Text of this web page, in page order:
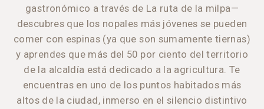
gastronómico a través de La ruta de la milpa—
descubres que los nopales más jóvenes se pueden
comer con espinas (ya que son sumamente tiernas)
y aprendes que más del 50 por ciento del territorio
de la alcaldía está dedicado a la agricultura. Te
encuentras en uno de los puntos habitados más
altos de la ciudad, inmerso en el silencio distintivo